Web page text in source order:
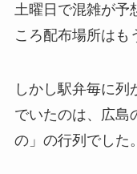
土曜日で混雑が予
ころ配布場所はも
しかし駅弁毎に列
でいたのは、広島
の」の行列でした。